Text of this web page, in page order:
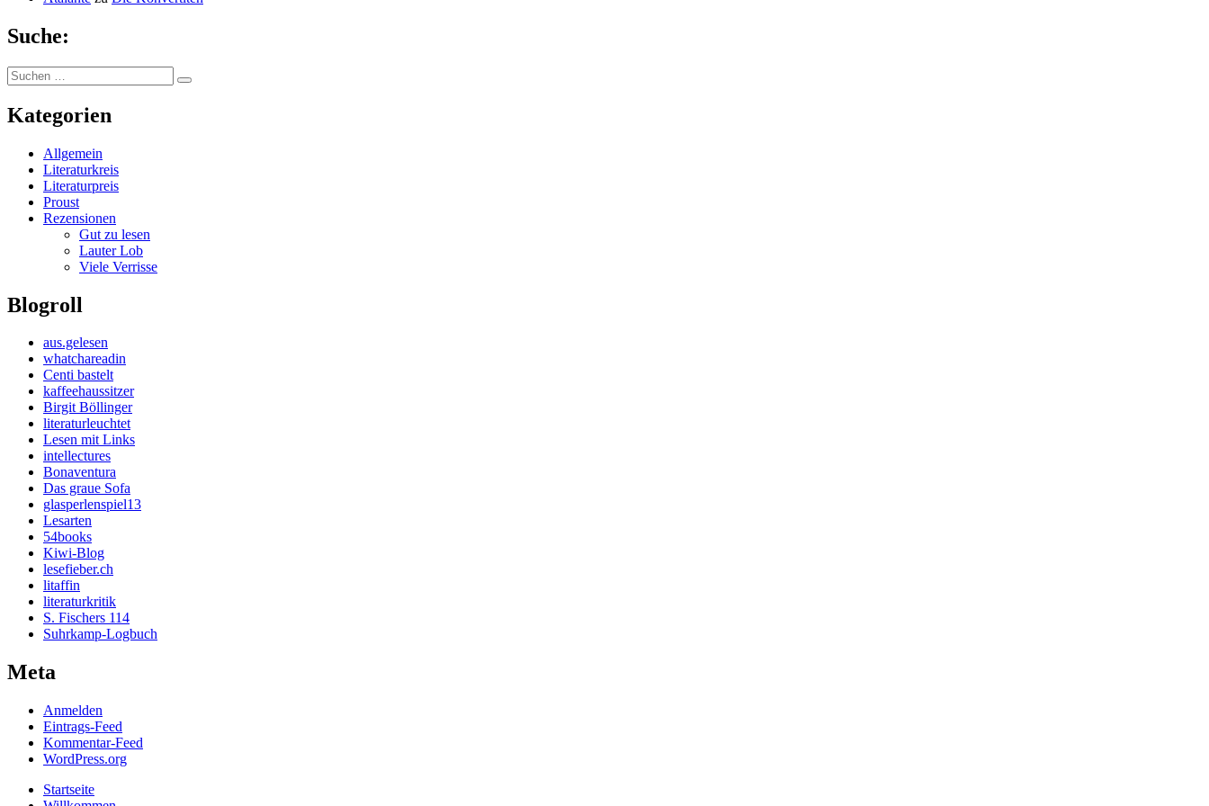
Suche:
Suchen
nach:
Suchen
Kategorien
Allgemein
Literaturkreis
Literaturpreis
Proust
Rezensionen
Gut zu lesen
Lauter Lob
Viele Verrisse
Blogroll
aus.gelesen
whatchareadin
Centi bastelt
kaffeehaussitzer
Birgit Böllinger
literaturleuchtet
Lesen mit Links
intellectures
Bonaventura
Das graue Sofa
glasperlenspiel13
Lesarten
54books
Kiwi-Blog
lesefieber.ch
litaffin
literaturkritik
S. Fischers 114
Suhrkamp-Logbuch
Meta
Anmelden
Eintrags-Feed
Kommentar-Feed
WordPress.org
Startseite